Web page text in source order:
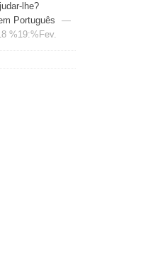
lhe?
Português
—
%19:%Fev.